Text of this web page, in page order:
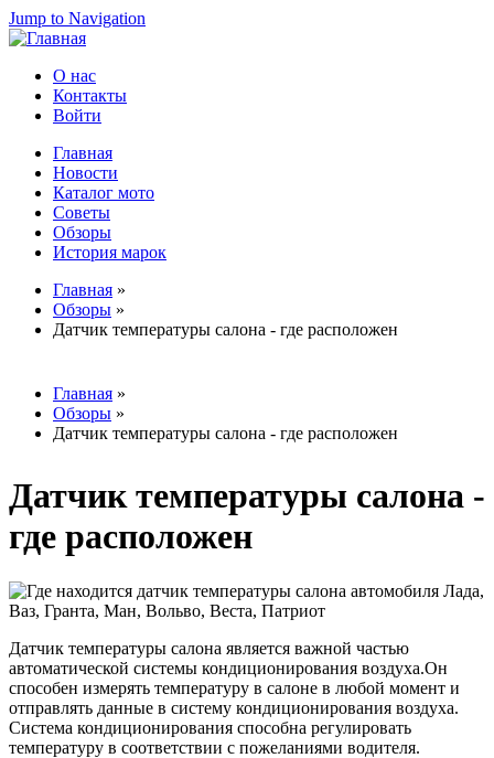
Jump to Navigation
Вторичное меню
О нас
Контакты
Войти
Главное меню
Главная
Новости
Каталог мото
Советы
Обзоры
История марок
Вы здесь
Главная »
Обзоры »
Датчик температуры салона - где расположен
Вы здесь
Главная »
Обзоры »
Датчик температуры салона - где расположен
Датчик температуры салона -
где расположен
Датчик температуры салона является важной частью
автоматической системы кондиционирования воздуха.Он
способен измерять температуру в салоне в любой момент и
отправлять данные в систему кондиционирования воздуха.
Система кондиционирования способна регулировать
температуру в соответствии с пожеланиями водителя.